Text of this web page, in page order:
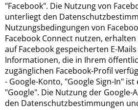
"Facebook". Die Nutzung von
unterliegt den
Nutzungsbedingungen von
Facebook Connect nutzen,
auf Facebook gespeicherten E-
Informationen, die in Ihrem
zugänglichen Facebook-Profil
- Google-Konto, "Google Sign-In"
"Google". Die Nutzung der
den Datenschutzbestimmungen